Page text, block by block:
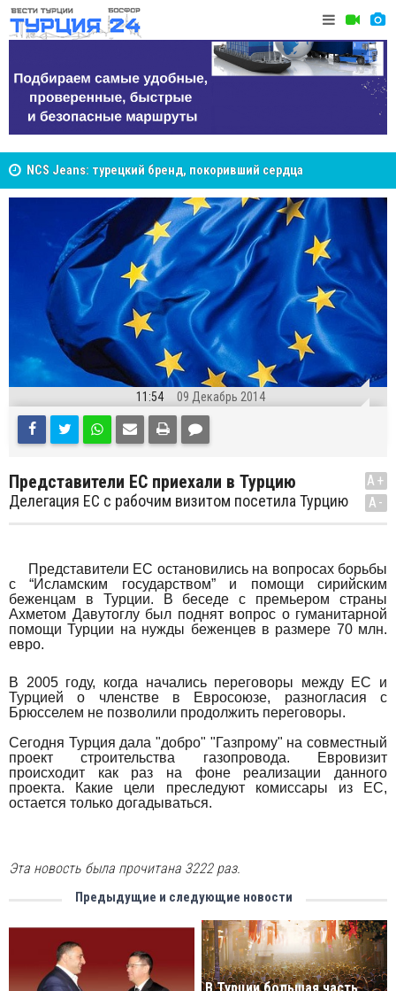
NCS Jeans: турецкий бренд, покоривший сердца
покупателей Центральной Азии
Cottonhill покоряет мировые рынки
Стамбуле
11:54 09 Декабрь 2014
Представители ЕС приехали в Турцию
Делегация ЕС с рабочим визитом посетила Турцию
A+
A-
Представители ЕС остановились на вопросах борьбы
с “Исламским государством” и помощи сирийским
беженцам в Турции. В беседе с премьером страны
Ахметом Давутоглу был поднят вопрос о гуманитарной
помощи Турции на нужды беженцев в размере 70 млн.
евро.
В 2005 году, когда начались переговоры между ЕС и
Турцией о членстве в Евросоюзе, разногласия с
Брюсселем не позволили продолжить переговоры.
Сегодня Турция дала "добро" "Газпрому" на совместный
проект строительства газопровода. Евровизит
происходит как раз на фоне реализации данного
проекта. Какие цели преследуют комиссары из ЕС,
остается только догадываться.
Эта новость была прочитана 3222 раз.
Предыдущие и следующие новости